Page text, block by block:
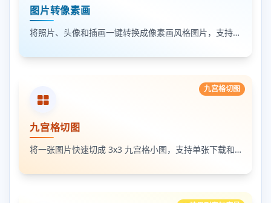
图片转像素画
将照片、头像和插画一键转换成像素画风格图片，支持调节像素颗粒度、输出倍率和导出格式
九宫格切图
九宫格切图
将一张图片快速切成 3x3 九宫格小图，支持单张下载和 ZIP 打包下载